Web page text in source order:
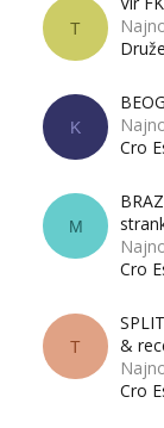
T
K
Cro
M
Cro
T
&
Cro